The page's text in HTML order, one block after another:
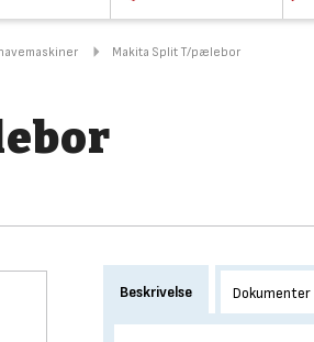
Makita Split T/pælebor
Beskrivelse Dokumenter